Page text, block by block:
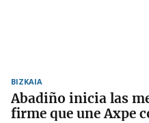
BIZKAIA
Abadiño inicia las
firme que une Axpe